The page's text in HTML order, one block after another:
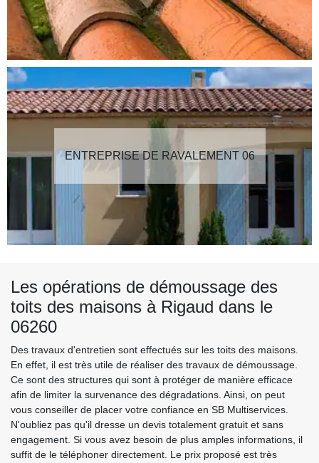
ENTREPRISE DE RAVALEMENT 06
Les opérations de démoussage des
toits des maisons à Rigaud dans le
06260
Des travaux d'entretien sont effectués sur les toits des maisons.
En effet, il est très utile de réaliser des travaux de démoussage.
Ce sont des structures qui sont à protéger de manière efficace
afin de limiter la survenance des dégradations. Ainsi, on peut
vous conseiller de placer votre confiance en SB Multiservices.
N'oubliez pas qu'il dresse un devis totalement gratuit et sans
engagement. Si vous avez besoin de plus amples informations, il
suffit de le téléphoner directement. Le prix proposé est très